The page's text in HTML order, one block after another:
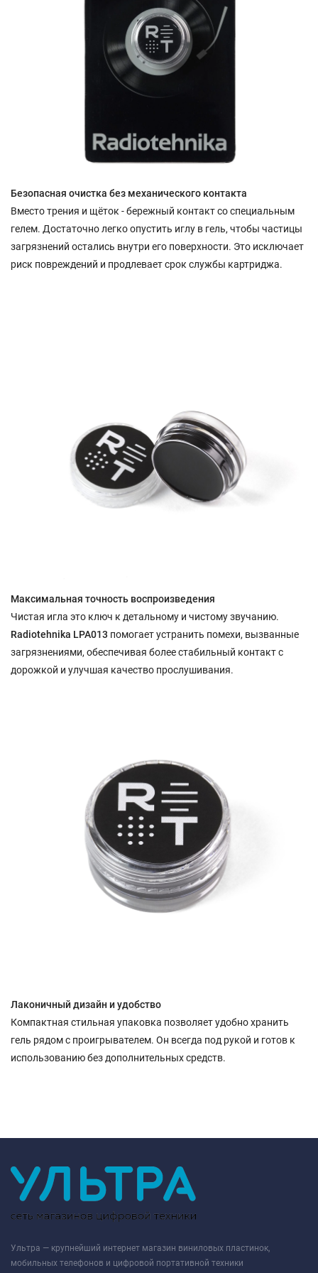
Безопасная очистка без механического контакта
Вместо трения и щёток - бережный контакт со специальным
гелем. Достаточно легко опустить иглу в гель, чтобы частицы
загрязнений остались внутри его поверхности. Это исключает
риск повреждений и продлевает срок службы картриджа.
Максимальная точность воспроизведения
Чистая игла это ключ к детальному и чистому звучанию.
Radiotehnika LPA013 помогает устранить помехи, вызванные
загрязнениями, обеспечивая более стабильный контакт с
дорожкой и улучшая качество прослушивания.
Лаконичный дизайн и удобство
Компактная стильная упаковка позволяет удобно хранить
гель рядом с проигрывателем. Он всегда под рукой и готов к
использованию без дополнительных средств.
Ультра — крупнейший интернет магазин виниловых пластинок,
мобильных телефонов и цифровой портативной техники